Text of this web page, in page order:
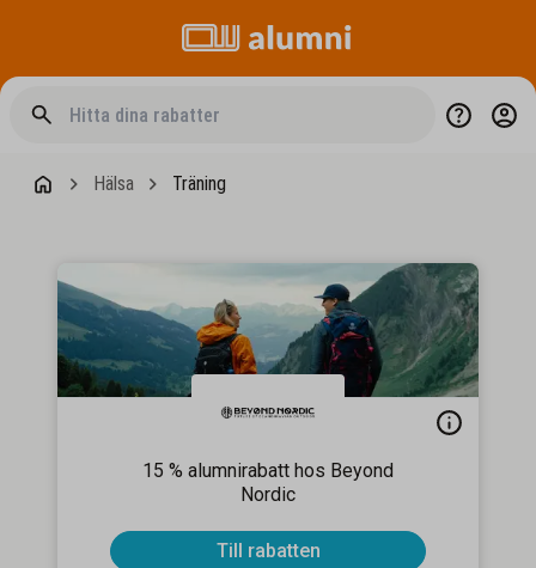
Hälsa Träning
15 % alumnirabatt hos Beyond
Nordic
Till rabatten